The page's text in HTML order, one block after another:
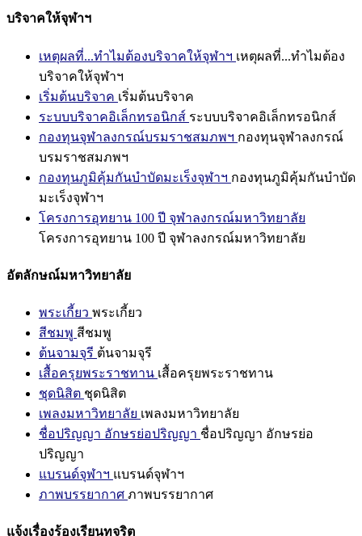
บริจาคให้จุฬาฯ
เหตุผลที่...ทำไมต้องบริจาคให้จุฬาฯ เหตุผลที่...ทำไมต้อง
บริจาคให้จุฬาฯ
เริ่มต้นบริจาค เริ่มต้นบริจาค
ระบบบริจาคอิเล็กทรอนิกส์ ระบบบริจาคอิเล็กทรอนิกส์
กองทุนจุฬาลงกรณ์บรมราชสมภพฯ กองทุนจุฬาลงกรณ์
บรมราชสมภพฯ
กองทุนภูมิคุ้มกันบำบัดมะเร็งจุฬาฯ กองทุนภูมิคุ้มกันบำบัด
มะเร็งจุฬาฯ
โครงการอุทยาน 100 ปี จุฬาลงกรณ์มหาวิทยาลัย
โครงการอุทยาน 100 ปี จุฬาลงกรณ์มหาวิทยาลัย
อัตลักษณ์มหาวิทยาลัย
พระเกี้ยว พระเกี้ยว
สีชมพู สีชมพู
ต้นจามจุรี ต้นจามจุรี
เสื้อครุยพระราชทาน เสื้อครุยพระราชทาน
ชุดนิสิต ชุดนิสิต
เพลงมหาวิทยาลัย เพลงมหาวิทยาลัย
ชื่อปริญญา อักษรย่อปริญญา ชื่อปริญญา อักษรย่อ
ปริญญา
แบรนด์จุฬาฯ แบรนด์จุฬาฯ
ภาพบรรยากาศ ภาพบรรยากาศ
แจ้งเรื่องร้องเรียนทุจริต